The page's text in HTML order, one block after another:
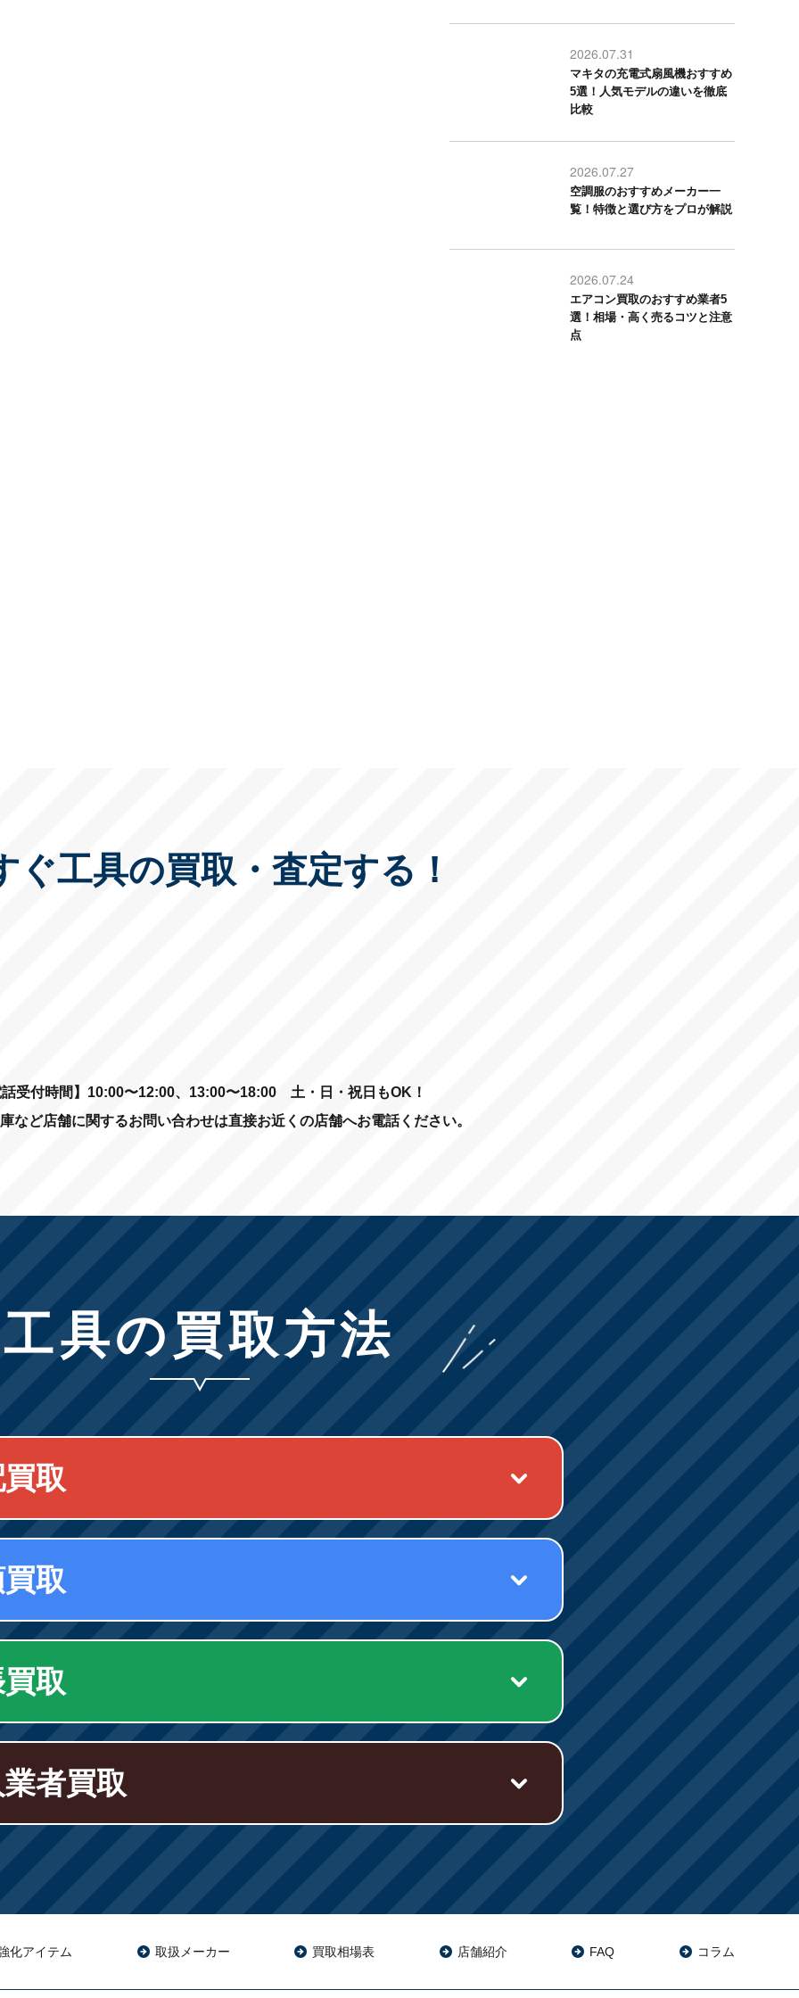
2026.07.31
マキタの充電式扇風機おすすめ
5選！人気モデルの違いを徹底
比較
2026.07.27
空調服のおすすめメーカー一
覧！特徴と選び方をプロが解説
2026.07.24
エアコン買取のおすすめ業者5
選！相場・高く売るコツと注意
点
ぐ工具の買取・査定する！
受付時間】10:00〜12:00、13:00〜18:00 土・日・祝日もOK！
など店舗に関するお問い合わせは直接お近くの店舗へお電話ください。
工具の買取方法
取
取
取
者買取
化アイテム 取扱メーカー 買取相場表 店舗紹介 FAQ コラム